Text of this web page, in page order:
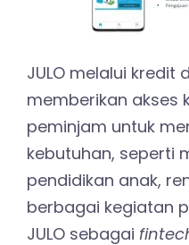
JULO melalui kredit
memberikan akses
peminjam untuk
kebutuhan, seperti
pendidikan anak,
berbagai kegiatan
JULO sebagai